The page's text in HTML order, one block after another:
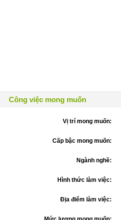
Công việc mong muốn
Vị trí mong muốn:
Cấp bậc mong muốn:
Ngành nghề:
Hình thức làm việc:
Địa điểm làm việc: